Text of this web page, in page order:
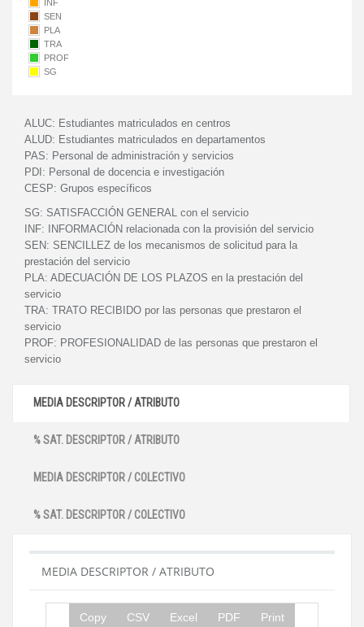
INF
SEN
PLA
TRA
PROF
SG
ALUC: Estudiantes matriculados en centros
ALUD: Estudiantes matriculados en departamentos
PAS: Personal de administración y servicios
PDI: Personal de docencia e investigación
CESP: Grupos específicos
SG: SATISFACCIÓN GENERAL con el servicio
INF:
INFORMACIÓN relacionada con la provisión del servicio
SEN: SENCILLEZ de los mecanismos de solicitud para la
prestación del servicio
PLA: ADECUACIÓN DE LOS PLAZOS en la prestación del
servicio
TRA: TRATO RECIBIDO por las personas que prestaron el
servicio
PROF: PROFESIONALIDAD de las personas que prestaron el
servicio
MEDIA DESCRIPTOR / ATRIBUTO
% SAT. DESCRIPTOR / ATRIBUTO
MEDIA DESCRIPTOR / COLECTIVO
% SAT. DESCRIPTOR / COLECTIVO
MEDIA DESCRIPTOR / ATRIBUTO
Copy CSV Excel PDF Print